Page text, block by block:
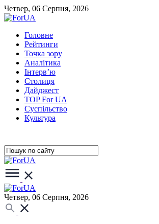
Четвер, 06 Серпня, 2026
Головне
Рейтинги
Точка зору
Аналітика
Інтерв’ю
Столиця
Дайджест
TOP For UA
Суспiльство
Культура
Четвер, 06 Серпня, 2026